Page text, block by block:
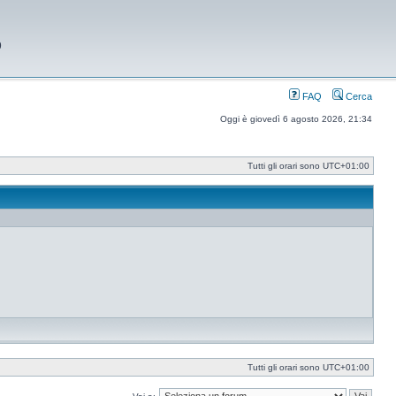
FAQ Cerca
Oggi è giovedì 6 agosto 2026, 21:34
Tutti gli orari sono UTC+01:00
Tutti gli orari sono UTC+01:00